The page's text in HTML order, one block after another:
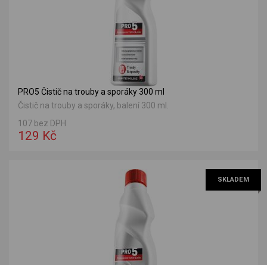
PRO5 Čistič na trouby a sporáky 300 ml
Čistič na trouby a sporáky, balení 300 ml.
107 bez DPH
129 Kč
SKLADEM